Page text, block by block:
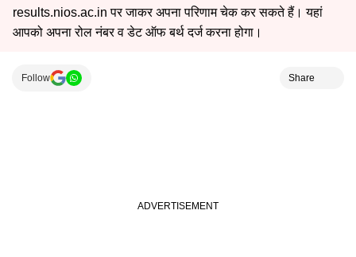
results.nios.ac.in पर जाकर अपना परिणाम चेक कर सकते हैं। यहां
आपको अपना रोल नंबर व डेट ऑफ बर्थ दर्ज करना होगा।
Follow Share